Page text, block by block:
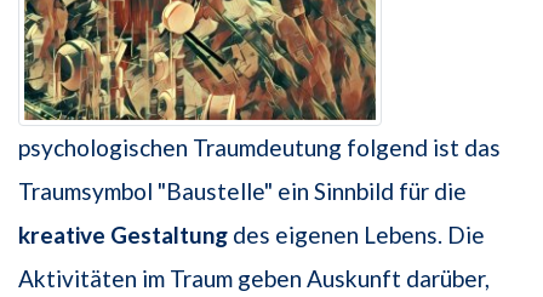
psychologischen Traumdeutung folgend ist das
Traumsymbol "Baustelle" ein Sinnbild für die
kreative Gestaltung des eigenen Lebens. Die
Aktivitäten im Traum geben Auskunft darüber,